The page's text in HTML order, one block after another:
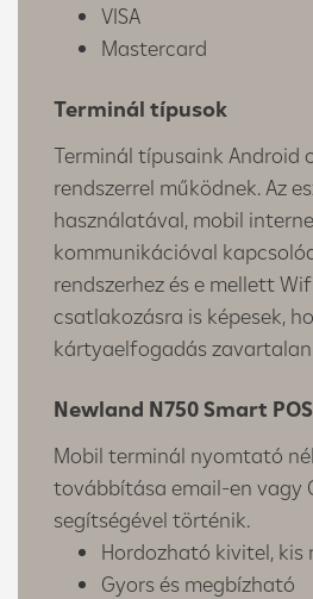
VISA
Mastercard
Terminál típusok
Terminál típusaink Android
rendszerrel működnek. Az
használatával, mobil
kommunikációval
rendszerhez és e mellett
csatlakozásra is képesek,
kártyaelfogadás
Newland N750 Smart POS
Mobil terminál nyomtató
továbbítása email-en vagy
segítségével történik.
Hordozható kivitel, kis
Gyors és megbízható